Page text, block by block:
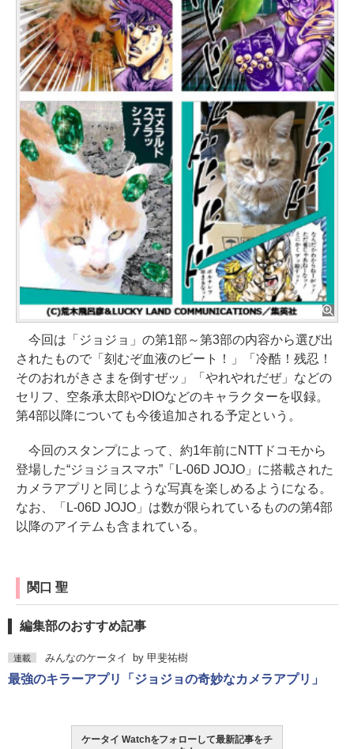
今回は「ジョジョ」の第1部～第3部の内容から選び出
されたもので「刻むぞ血液のビート！」「冷酷！残忍！
そのおれがきさまを倒すぜッ」「やれやれだぜ」などの
セリフ、空条承太郎やDIOなどのキャラクターを収録。
第4部以降についても今後追加される予定という。
今回のスタンプによって、約1年前にNTTドコモから
登場した“ジョジョスマホ”「L-06D JOJO」に搭載された
カメラアプリと同じような写真を楽しめるようになる。
なお、「L-06D JOJO」は数が限られているものの第4部
以降のアイテムも含まれている。
関口 聖
編集部のおすすめ記事
連載 みんなのケータイ by 甲斐祐樹
最強のキラーアプリ「ジョジョの奇妙なカメラアプリ」
ケータイ Watchをフォローして最新記事をチ